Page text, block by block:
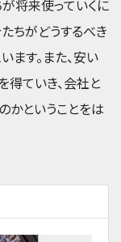
将来使っていくに
たちがどうするべき
ます。また、安い
得ていき、会社と
かということをは